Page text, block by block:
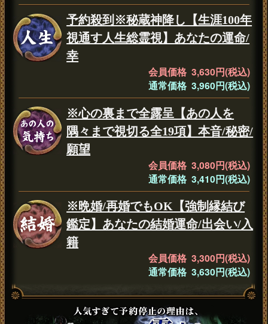
予約殺到※秘蔵神降し【生涯100年
視通す人生総霊視】あなたの運命/
幸
会員価格 3,630円(税込)
通常価格 3,960円(税込)
※心の裏まで全露呈【あの人を
隅々まで視切る全19項】本音/秘密/
願望
会員価格 3,080円(税込)
通常価格 3,410円(税込)
※晩婚/再婚でもOK【強制縁結び
鑑定】あなたの結婚運命/出会い/入
籍
会員価格 3,300円(税込)
通常価格 3,630円(税込)